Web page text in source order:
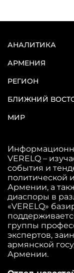
АНАЛИТИКА
АРМЕНИЯ
РЕГИОН
БЛИЖНИЙ
МИР
VERELQ –
события и
политической
Армении, а
диаспоры в
«VERELQ»
группы
экспертов,
армянской
Армении.